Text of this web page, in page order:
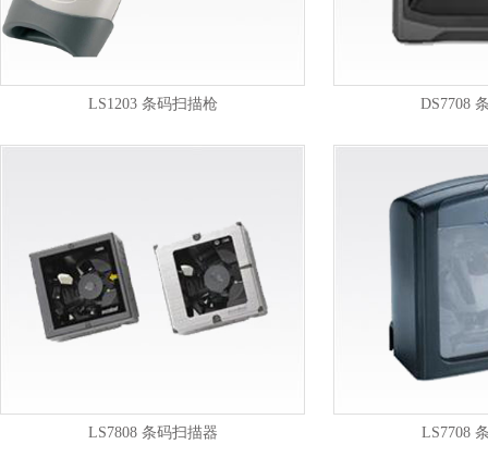
LS1203 条码扫描枪 DS7708
LS7808 条码扫描器 LS7708